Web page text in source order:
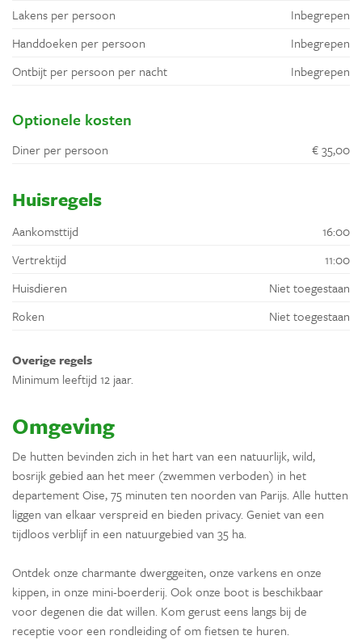
Lakens per persoon
Inbegrepen
Handdoeken per persoon
Inbegrepen
Ontbijt per persoon per nacht
Inbegrepen
Optionele kosten
Diner per persoon € 35,00
Huisregels
Aankomsttijd
16:00
Vertrektijd
11:00
Huisdieren
Niet toegestaan
Roken
Niet toegestaan
Overige regels
Minimum leeftijd 12 jaar.
Omgeving
De hutten bevinden zich in het hart van een natuurlijk, wild,
bosrijk gebied aan het meer (zwemmen verboden) in het
departement Oise, 75 minuten ten noorden van Parijs. Alle hutten
liggen van elkaar verspreid en bieden privacy. Geniet van een
tijdloos verblijf in een natuurgebied van 35 ha.
Ontdek onze charmante dwerggeiten, onze varkens en onze
kippen, in onze mini-boerderij. Ook onze boot is beschikbaar
voor degenen die dat willen. Kom gerust eens langs bij de
receptie voor een rondleiding of om fietsen te huren.